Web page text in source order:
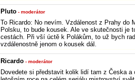
Pluto - moderátor
To Ricardo: No nevím. Vzdálenost z Prahy
Polsku, to bude kousek. Ale ve skutečnosti je
cestách. Při vší úctě k Polákům, to už bych
vzdálenostně jenom o kousek dál.
Ricardo - moderátor
Dovedete si představit kolik lidí tam z Česka